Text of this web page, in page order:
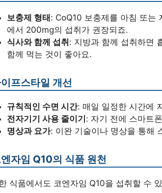
보충제 형태 : CoQ10 보충제를 아침 또는
에서 200mg의 섭취가 권장되죠.
식사와 함께 섭취 : 지방과 함께 섭취하면
함께 먹는 것이 좋아요.
프스타일 개선
규칙적인 수면 시간: 매일 일정한 시간에
전자기기 사용 줄이기 : 자기 전에 스마트
명상과 요가: 이완 기술이나 명상을 통해
자임 Q10의 식품 원천
식품에서도 코엔자임 Q10을 섭취할 수